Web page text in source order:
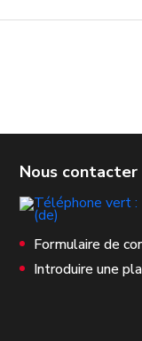
Formulaire de
Introduire une